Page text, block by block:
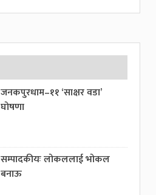
जनकपुरधाम–११ ‘साक्षर वडा’
घोषणा
सम्पादकीयः लोकललाई भोकल
बनाऊ